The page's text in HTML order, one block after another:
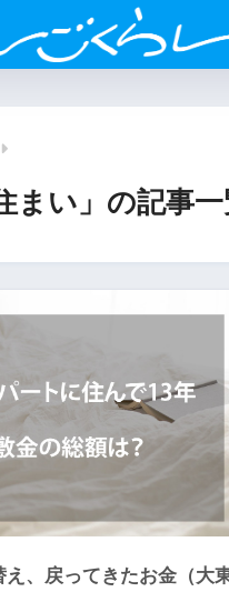
まい」の記事
、戻ってきたお金（大